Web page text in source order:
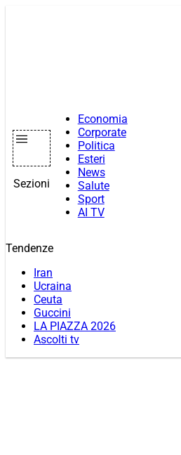
Sezioni
Economia
Corporate
Politica
Esteri
News
Salute
Sport
AI TV
Tendenze
Iran
Ucraina
Ceuta
Guccini
LA PIAZZA 2026
Ascolti tv